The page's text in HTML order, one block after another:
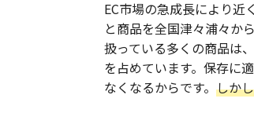
EC市場の急成長により
と商品を全国津々浦々か
扱っている多くの商品は
を占めています。保存に
なくなるからです。 しか